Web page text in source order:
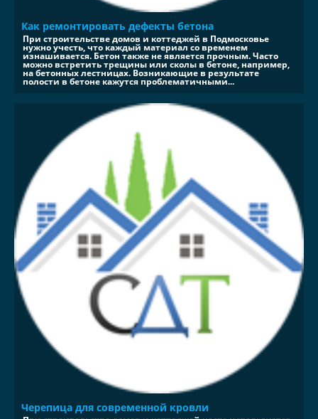
Как ремонтировать дефекты бетона
При строительстве домов и коттеджей в Подмосковье
нужно учесть, что каждый материал со временем
изнашивается. Бетон также не является прочным. Часто
можно встретить трещины или сколы в бетоне, например,
на бетонных лестницах. Возникающие в результате
полости в бетоне кажутся проблематичными...
Черепица для современной кровли